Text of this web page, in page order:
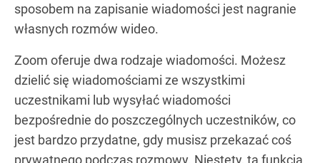
sposobem na zapisanie wiadomości jest nagranie
własnych rozmów wideo.
Zoom oferuje dwa rodzaje wiadomości. Możesz
dzielić się wiadomościami ze wszystkimi
uczestnikami lub wysyłać wiadomości
bezpośrednie do poszczególnych uczestników, co
jest bardzo przydatne, gdy musisz przekazać coś
prywatnego podczas rozmowy. Niestety, ta funkcja